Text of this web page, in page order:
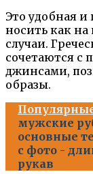
Это удобная
носить как
случаи.
сочетаются с
джинсами,
образы.
мужские
основные
с фото -
рукав